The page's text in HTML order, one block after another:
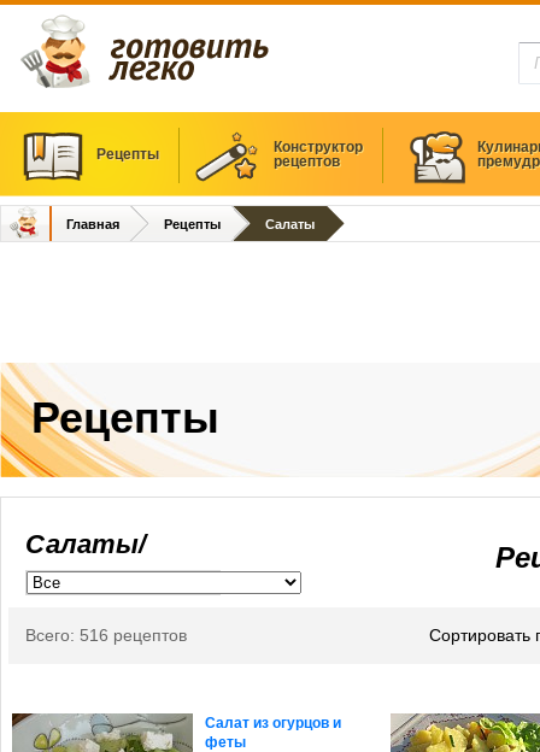
Рецепты
Конструктор
рецептов
Главная Рецепты Салаты
Рецепты
Салаты/
Сортировать
Всего: 516 рецептов
Салат из огурцов и
феты